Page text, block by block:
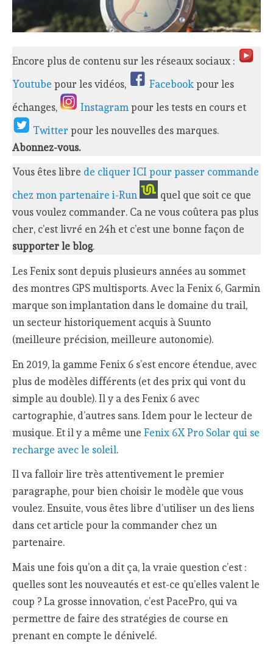
Encore plus de contenu sur les réseaux sociaux :
Youtube pour les vidéos, Facebookpour les
échanges,
Instagrampour les tests en cours et
Twitterpour les nouvelles des marques.
Abonnez-vous.
Vous êtes libre de cliquer ICI pour passer commande
chez mon partenaire i-Run
quel que soit ce que
vous voulez commander. Ca ne vous coûtera pas plus
cher, c’est livré en 24h et c’est une bonne façon de
supporter le blog.
Les Fenix sont depuis plusieurs années au sommet
des montres GPS multisports. Avec la Fenix 6, Garmin
marque son implantation dans le domaine du trail,
un secteur historiquement acquis à Suunto
(meilleure précision, meilleure autonomie).
En 2019, la gamme Fenix 6 s’est encore étendue, avec
plus de modèles différents (et des prix qui vont du
simple au double). Il y a des Fenix 6 avec
cartographie, d’autres sans. Idem pour le lecteur de
musique. Et il y a même uneFenix 6X Pro Solar qui se
recharge avec le soleil.
Il va falloir lire très attentivement le premier
paragraphe, pour bien choisir le modèle que vous
voulez. Ensuite, vous êtes libre d’utiliser un des liens
dans cet article pour la commander chez un
partenaire.
Mais une fois qu’on a dit ça, la vraie question c’est :
quelles sont les nouveautés et est-ce qu’elles valent le
coup ? La grosse innovation, c’est PacePro, qui va
permettre de faire des stratégies de course en
prenant en compte le dénivelé.